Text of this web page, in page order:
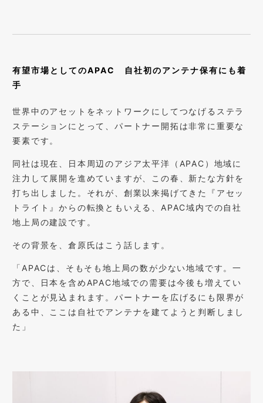
有望市場としてのAPAC 自社初のアンテナ保有にも着
手
世界中のアセットをネットワークにしてつなげるステラ
ステーションにとって、パートナー開拓は非常に重要な
要素です。
同社は現在、日本周辺のアジア太平洋（APAC）地域に
注力して展開を進めていますが、この春、新たな方針を
打ち出しました。それが、創業以来掲げてきた『アセッ
トライト』からの転換ともいえる、APAC域内での自社
地上局の建設です。
その背景を、倉原氏はこう話します。
「APACは、そもそも地上局の数が少ない地域です。一
方で、日本を含めAPAC地域での需要は今後も増えてい
くことが見込まれます。パートナーを広げるにも限界が
ある中、ここは自社でアンテナを建てようと判断しまし
た」